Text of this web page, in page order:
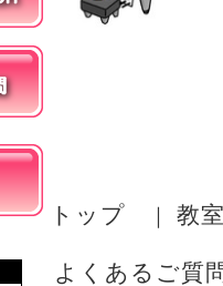
トップ ｜ 教
よくあるご質